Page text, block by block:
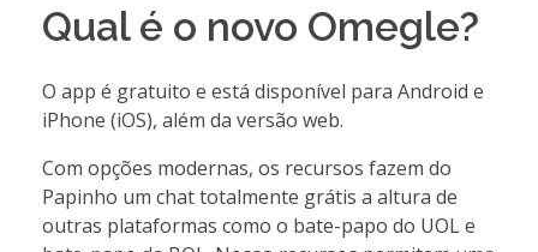
Qual é o novo Omegle?
O app é gratuito e está disponível para Android e
iPhone (iOS), além da versão web.
Com opções modernas, os recursos fazem do
Papinho um chat totalmente grátis a altura de
outras plataformas como o bate-papo do UOL e